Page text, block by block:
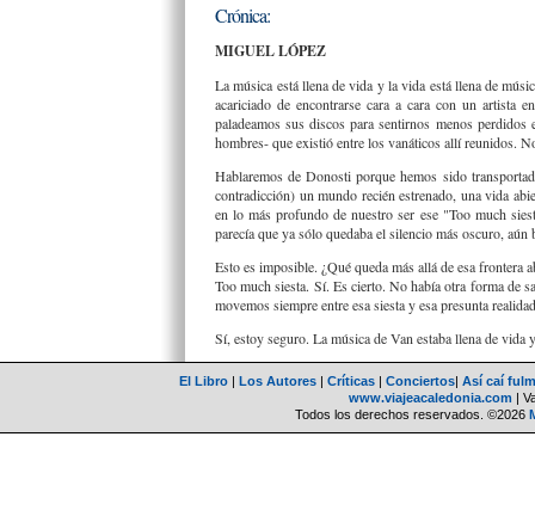
Crónica:
MIGUEL LÓPEZ
La música está llena de vida y la vida está llena de
acariciado de encontrarse cara a cara con un artista
paladeamos sus discos para sentirnos menos
hombres- que existió entre los vanáticos allí reunidos.
Hablaremos de Donosti porque hemos sido
contradicción) un mundo recién estrenado, una vida
en lo más profundo de nuestro ser ese "Too much
parecía que ya sólo quedaba el silencio más oscuro,
Esto es imposible. ¿Qué queda más allá de esa
Too much siesta. Sí. Es cierto. No había otra forma de
movemos siempre entre esa siesta y esa presunta
Sí, estoy seguro. La música de Van estaba llena de vida
El Libro | Los Autores | Críticas | Conciertos| Así caí
www.viajeacaledonia.com |
Todos los derechos reservados. ©2026